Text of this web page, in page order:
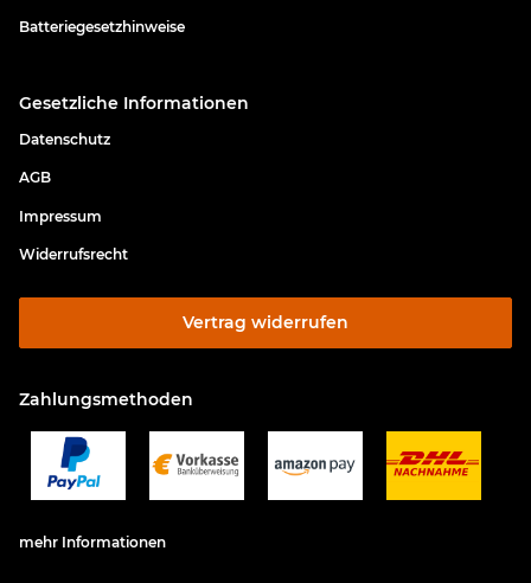
Batteriegesetzhinweise
Gesetzliche Informationen
Datenschutz
AGB
Impressum
Widerrufsrecht
Vertrag widerrufen
Zahlungsmethoden
mehr Informationen